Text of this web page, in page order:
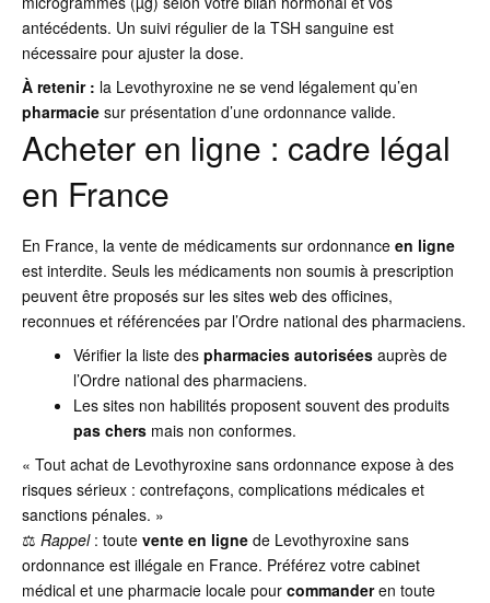
antécédents. Un suivi régulier de la TSH sanguine est
nécessaire pour ajuster la dose.
À retenir : la Levothyroxine ne se vend légalement qu’en
pharmacie sur présentation d’une ordonnance valide.
Acheter en ligne : cadre légal
en France
En France, la vente de médicaments sur ordonnance en ligne
est interdite. Seuls les médicaments non soumis à prescription
peuvent être proposés sur les sites web des officines,
reconnues et référencées par l’Ordre national des pharmaciens.
Vérifier la liste des pharmacies autoriséesauprès de
l’Ordre national des pharmaciens.
Les sites non habilités proposent souvent des produits
pas chersmais non conformes.
« Tout achat de Levothyroxine sans ordonnance expose à des
risques sérieux : contrefaçons, complications médicales et
sanctions pénales. »
⚖️ Rappel: toute vente en ligne de Levothyroxine sans
ordonnance est illégale en France. Préférez votre cabinet
médical et une pharmacie locale pour commanderen toute